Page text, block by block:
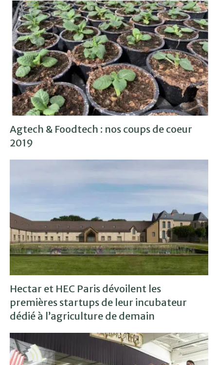
Agtech & Foodtech : nos coups de coeur
2019
Hectar et HEC Paris dévoilent les
premières startups de leur incubateur
dédié à l’agriculture de demain